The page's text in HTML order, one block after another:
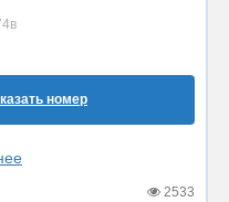
номер
2533